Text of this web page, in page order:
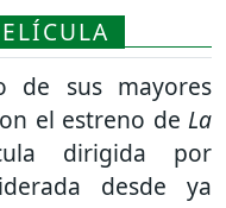
de sus mayores
el estreno de La
dirigida por
desde ya